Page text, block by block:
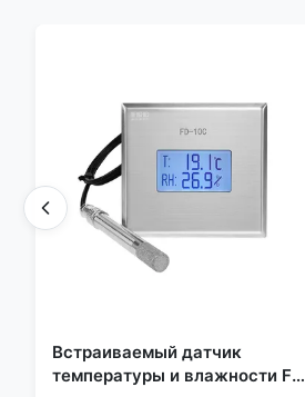
Встраиваемый датчик
температуры и влажности FD-